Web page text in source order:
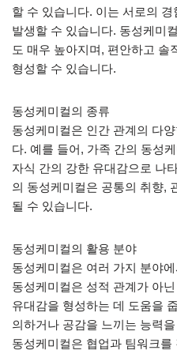
할 수 있습니다. 이는 서로의
발생할 수 있습니다. 동성케미
도 매우 높아지며, 편안하고 솔
형성할 수 있습니다.
동성케미컬의 종류
동성케미컬은 인간 관계의 다
다. 예를 들어, 가족 간의 동성
자식 간의 강한 유대감으로 나
의 동성케미컬은 공통의 취향,
될 수 있습니다.
동성케미컬의 활용 분야
동성케미컬은 여러 가지 분야
동성케미컬은 성적 관계가 아
유대감을 형성하는 데 도움을
의하거나 공감을 느끼는 능력
동성케미컬은 협업과 팀워크